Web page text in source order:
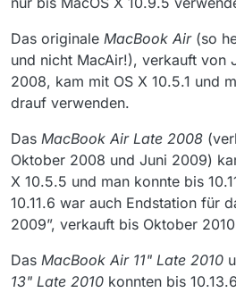
Das originale MacBook Air(so
und nicht MacAir!), verkauft von
2008, kam mit OS X 10.5.1 und
drauf verwenden.
Das MacBook Air Late 2008
Oktober 2008 und Juni 2009)
X 10.5.5 und man konnte bis
10.11.6 war auch Endstation für
2009”, verkauft bis Oktober
Das MacBook Air 11" Late 2010
13" Late 2010 konnten bis